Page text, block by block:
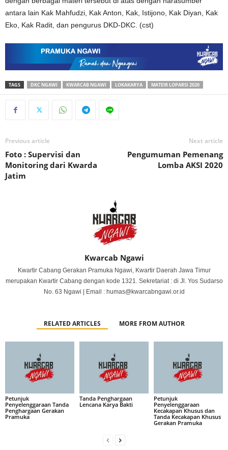
antara lain Kak Mahfudzi, Kak Anton, Kak, Istijono, Kak Diyan, Kak
Eko, Kak Radit, dan pengurus DKD-DKC. (cst)
TAGS DKC NGAWI KWARCAB NGAWI LOKAKARYA MATEIR LOPARSI 2020
Previous article
Foto : Supervisi dan
Monitoring dari Kwarda
Jatim
Next article
Pengumuman Pemenang
Lomba AKSI 2020
Kwarcab Ngawi
Kwartir Cabang Gerakan Pramuka Ngawi, Kwartir Daerah Jawa Timur
merupakan Kwartir Cabang dengan kode 1321. Sekretariat : di Jl. Yos Sudarso
No. 63 Ngawi | Email : humas@kwarcabngawi.or.id
RELATED ARTICLES MORE FROM AUTHOR
Petunjuk
Penyelenggaraan Tanda
Penghargaan Gerakan
Pramuka
Tanda Penghargaan
Lencana Karya Bakti
Petunjuk
Penyelenggaraan
Kecakapan Khusus dan
Tanda Kecakapan Khusus
Gerakan Pramuka